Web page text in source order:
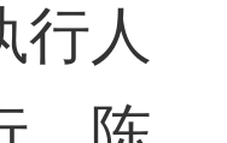
行人